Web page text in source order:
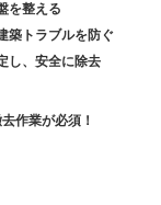
を整える
築トラブルを防ぐ
し、安全に除去
作業が必須！